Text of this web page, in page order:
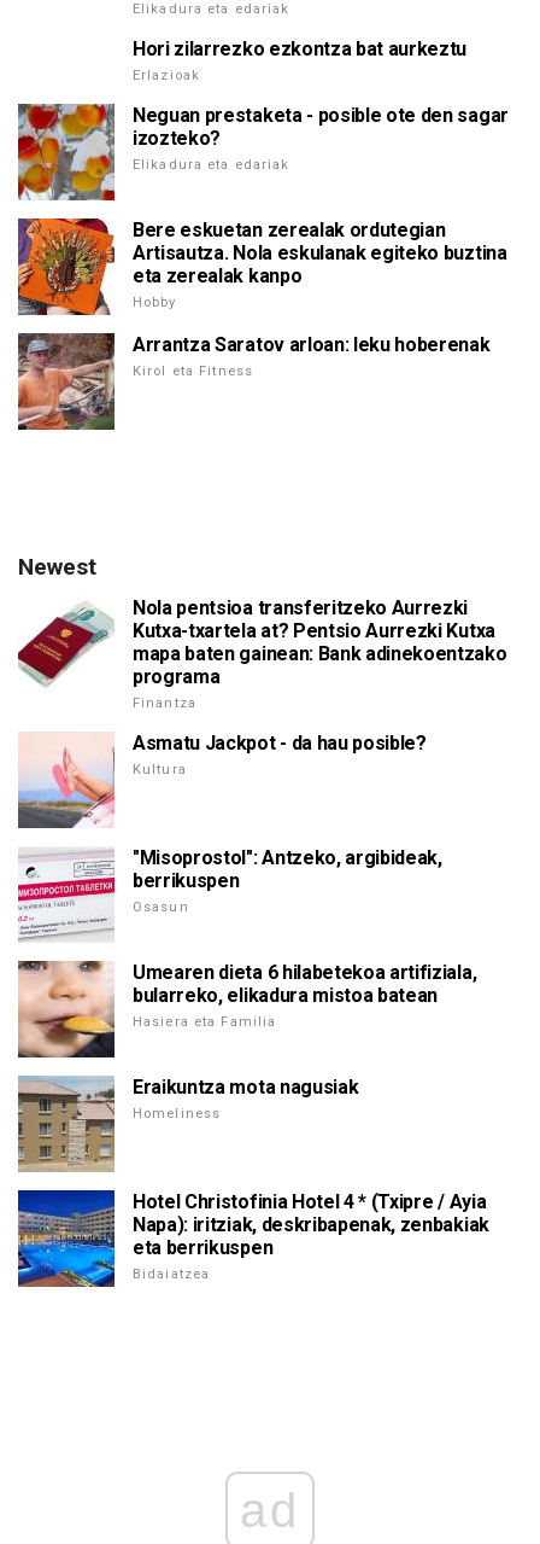
Elikadura eta edariak
Hori zilarrezko ezkontza bat aurkeztu
Erlazioak
Neguan prestaketa - posible ote den sagar
izozteko?
Elikadura eta edariak
Bere eskuetan zerealak ordutegian
Artisautza. Nola eskulanak egiteko buztina
eta zerealak kanpo
Hobby
Arrantza Saratov arloan: leku hoberenak
Kirol eta Fitness
Newest
Nola pentsioa transferitzeko Aurrezki
Kutxa-txartela at? Pentsio Aurrezki Kutxa
mapa baten gainean: Bank adinekoentzako
programa
Finantza
Asmatu Jackpot - da hau posible?
Kultura
"Misoprostol": Antzeko, argibideak,
berrikuspen
Osasun
Umearen dieta 6 hilabetekoa artifiziala,
bularreko, elikadura mistoa batean
Hasiera eta Familia
Eraikuntza mota nagusiak
Homeliness
Hotel Christofinia Hotel 4 * (Txipre / Ayia
Napa): iritziak, deskribapenak, zenbakiak
eta berrikuspen
Bidaiatzea
ad